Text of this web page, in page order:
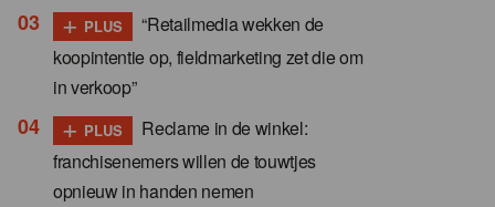
+ PLUS
“Retailmedia wekken de
koopintentie op, fieldmarketing zet die om
in verkoop”
+ PLUS
Reclame in de winkel:
franchisenemers willen de touwtjes
opnieuw in handen nemen